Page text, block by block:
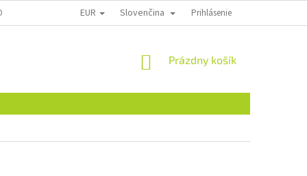
EUR Slovenčina Prihlásenie
NÁKUPNÝ
Prázdny košík